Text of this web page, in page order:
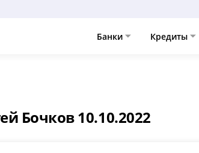
Банки Кредиты
Бочков 10.10.2022